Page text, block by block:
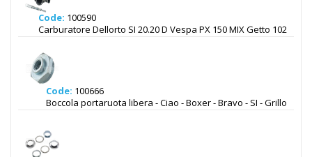
Code: 100590
Carburatore Dellorto SI 20.20 D Vespa PX 150 MIX Getto 102
Code: 100666
Boccola portaruota libera - Ciao - Boxer - Bravo - SI - Grillo